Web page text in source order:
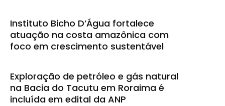
Instituto Bicho D’Água fortalece
atuação na costa amazônica com
foco em crescimento sustentável
Exploração de petróleo e gás natural
na Bacia do Tacutu em Roraima é
incluída em edital da ANP